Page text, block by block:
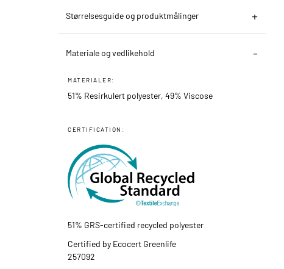
Størrelsesguide og produktmålinger
Materiale og vedlikehold
MATERIALER:
51% Resirkulert polyester, 49% Viscose
CERTIFICATION:
51% GRS-certified recycled polyester
Certified by Ecocert Greenlife
257092